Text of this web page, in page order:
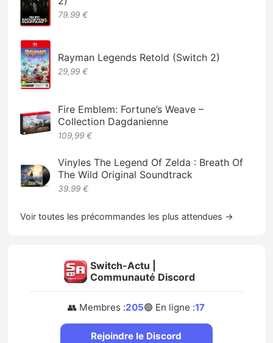
79.99 €
Rayman Legends Retold (Switch 2)
29,99 €
Fire Emblem: Fortune’s Weave –
Collection Dagdanienne
109,99 €
Vinyles The Legend Of Zelda : Breath Of
The Wild Original Soundtrack
39.99 €
Voir toutes les précommandes les plus attendues →
Switch-Actu |
Communauté Discord
👥 Membres :205🟢 En ligne :17
Rejoindre le Discord